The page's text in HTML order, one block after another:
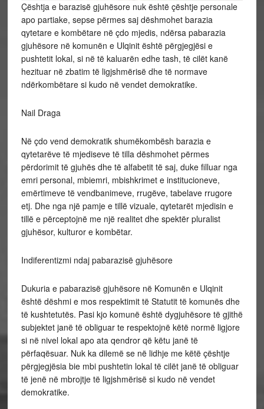
Çështja e barazisë gjuhësore nuk është çështje personale
apo partiake, sepse përmes saj dëshmohet barazia
qytetare e kombëtare në çdo mjedis, ndërsa pabarazia
gjuhësore në komunën e Ulqinit është përgjegjësi e
pushtetit lokal, si në të kaluarën edhe tash, të cilët kanë
hezituar në zbatim të ligjshmërisë dhe të normave
ndërkombëtare si kudo në vendet demokratike.
Nail Draga
Në çdo vend demokratik shumëkombësh barazia e
qytetarëve të mjediseve të tilla dëshmohet përmes
përdorimit të gjuhës dhe të alfabetit të saj, duke filluar nga
emri personal, mbiemri, mbishkrimet e institucioneve,
emërtimeve të vendbanimeve, rrugëve, tabelave rrugore
etj. Dhe nga një pamje e tillë vizuale, qytetarët mjedisin e
tillë e përceptojnë me një realitet dhe spektër pluralist
gjuhësor, kulturor e kombëtar.
Indiferentizmi ndaj pabarazisë gjuhësore
Dukuria e pabarazisë gjuhësore në Komunën e Ulqinit
është dëshmi e mos respektimit të Statutit të komunës dhe
të kushtetutës. Pasi kjo komunë është dygjuhësore të gjithë
subjektet janë të obliguar te respektojnë këtë normë ligjore
si në nivel lokal apo ata qendror që këtu janë të
përfaqësuar. Nuk ka dilemë se në lidhje me këtë çështje
përgjegjësia bie mbi pushtetin lokal të cilët janë të obliguar
të jenë në mbrojtje të ligjshmërisë si kudo në vendet
demokratike.